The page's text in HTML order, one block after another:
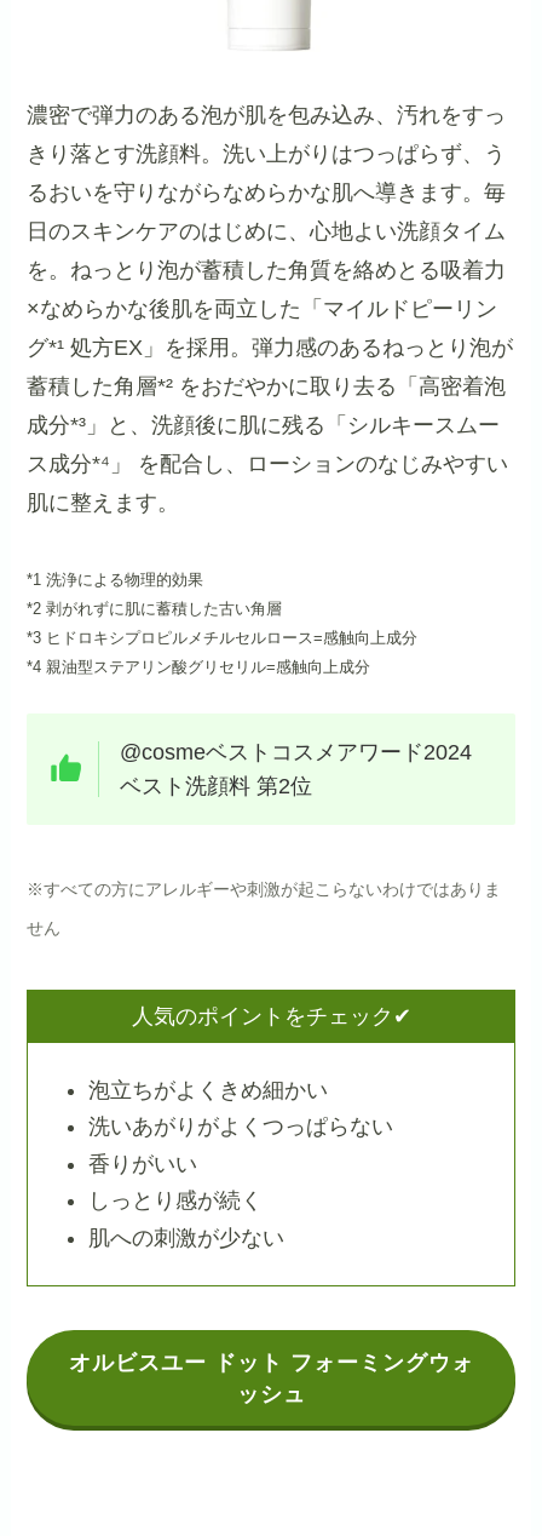
濃密で弾力のある泡が肌を包み込み、汚れをすっ
きり落とす洗顔料。洗い上がりはつっぱらず、う
るおいを守りながらなめらかな肌へ導きます。毎
日のスキンケアのはじめに、心地よい洗顔タイム
を。ねっとり泡が蓄積した角質を絡めとる吸着力
×なめらかな後肌を両立した「マイルドピーリン
グ*¹ 処方EX」を採用。弾力感のあるねっとり泡が
蓄積した角層*² をおだやかに取り去る「高密着泡
成分*³」と、洗顔後に肌に残る「シルキースムー
ス成分*⁴」 を配合し、ローションのなじみやすい
肌に整えます。
*1 洗浄による物理的効果
*2 剥がれずに肌に蓄積した古い角層
*3 ヒドロキシプロピルメチルセルロース=感触向上成分
*4 親油型ステアリン酸グリセリル=感触向上成分
@cosmeベストコスメアワード2024
ベスト洗顔料 第2位
※すべての方にアレルギーや刺激が起こらないわけではありま
せん
人気のポイントをチェック✔
泡立ちがよくきめ細かい
洗いあがりがよくつっぱらない
香りがいい
しっとり感が続く
肌への刺激が少ない
オルビスユー ドット フォーミングウォ
ッシュ